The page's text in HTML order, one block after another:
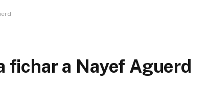
fichar a Nayef Aguerd